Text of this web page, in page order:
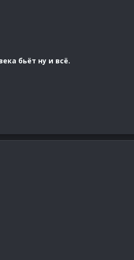
бьёт ну и всё.